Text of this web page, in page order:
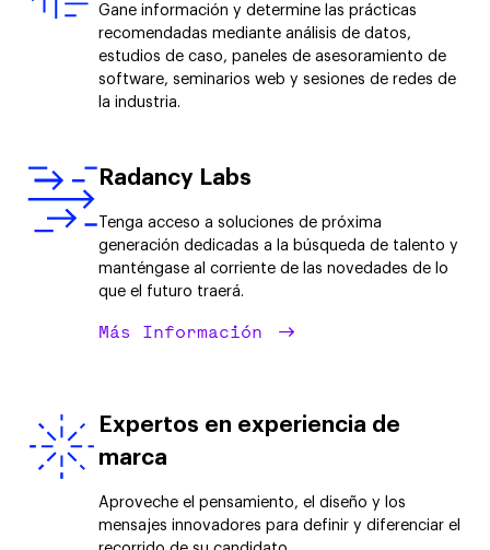
Gane información y determine las prácticas
recomendadas mediante análisis de datos,
estudios de caso, paneles de asesoramiento de
software, seminarios web y sesiones de redes de
la industria.
Radancy Labs
Tenga acceso a soluciones de próxima
generación dedicadas a la búsqueda de talento y
manténgase al corriente de las novedades de lo
que el futuro traerá.
Más Información
Expertos en experiencia de
marca
Aproveche el pensamiento, el diseño y los
mensajes innovadores para definir y diferenciar el